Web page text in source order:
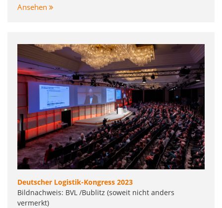
Ansehen
Deutscher Logistik-Kongress 2023
Bildnachweis: BVL /Bublitz (soweit nicht anders
vermerkt)